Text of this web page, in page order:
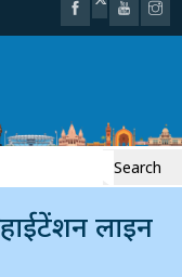
लाइन